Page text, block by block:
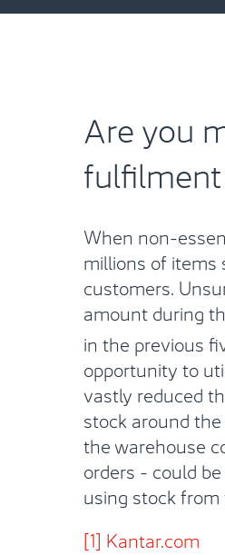
Are you
When non-
millions of items
customers.
amount during
in the previous
opportunity to
vastly reduced
stock around
the warehouse
orders - could
using stock
[1] Kantar.com